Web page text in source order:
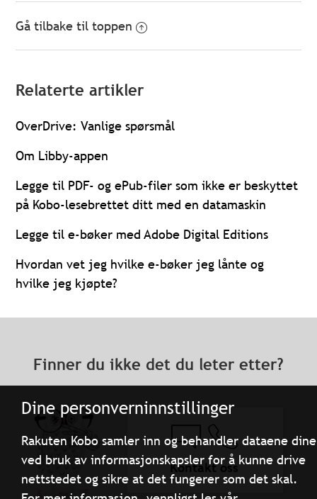
Dine personverninnstillinger
Rakuten Kobo samler inn og behandler dataene dine
ved bruk av informasjonskapsler for å kunne drive
nettstedet og sikre at det fungerer som det skal.
Gå tilbake til toppen
Relaterte artikler
OverDrive: Vanlige spørsmål
Om Libby-appen
Legge til PDF- og ePub-filer som ikke er beskyttet
på Kobo-lesebrettet ditt med en datamaskin
Legge til e-bøker med Adobe Digital Editions
Hvordan vet jeg hvilke e-bøker jeg lånte og
hvilke jeg kjøpte?
Finner du ikke det du leter etter?
Kontakt oss